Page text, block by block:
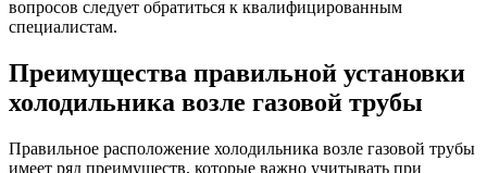
вопросов следует обратиться к квалифицированным
специалистам.
Преимущества правильной установки
холодильника возле газовой трубы
Правильное расположение холодильника возле газовой трубы
имеет ряд преимуществ, которые важно учитывать при